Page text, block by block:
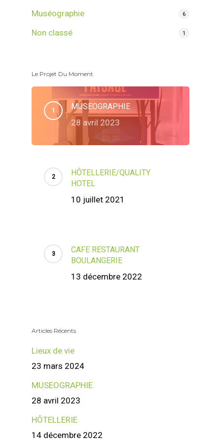
Muséographie 6
Non classé 1
Le Projet Du Moment
MUSEOGRAPHIE
28 avril 2023
HÔTELLERIE/QUALITY
HOTEL
10 juillet 2021
CAFE RESTAURANT
BOULANGERIE
13 décembre 2022
Articles Récents
Lieux de vie
23 mars 2024
MUSEOGRAPHIE
28 avril 2023
HÔTELLERIE
14 décembre 2022